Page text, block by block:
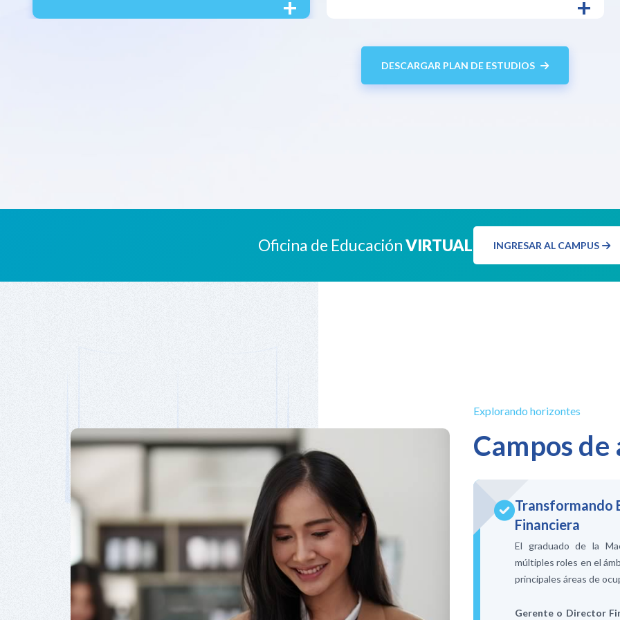
+ +
DESCARGAR PLAN DE ESTUDIOS
Oficina de EducaciónVIRTUAL INGRESAR AL CAMPUS
Explorando horizontes
Campos de
Transformando
Financiera
El graduado de la
múltiples roles en el
principales áreas de
Gerente o Director